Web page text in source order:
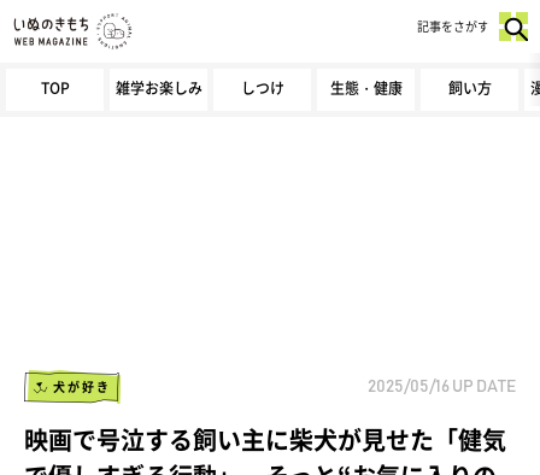
TOP 雑学お楽しみ しつけ 生態・健康 飼い方
記事をさがす
犬が好き 2025/05/16 UP DATE
映画で号泣する飼い主に柴犬が見せた「健気